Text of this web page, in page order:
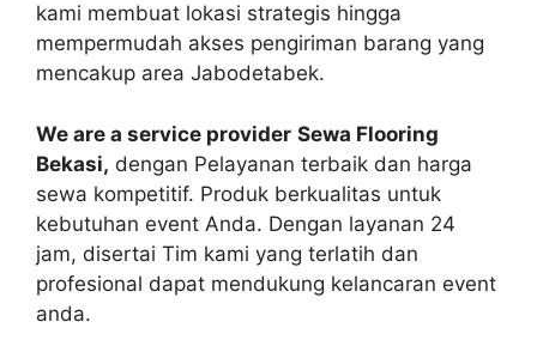
kami membuat lokasi strategis hingga
mempermudah akses pengiriman barang yang
mencakup area Jabodetabek.
We are a service provider Sewa Flooring
Bekasi, dengan Pelayanan terbaik dan harga
sewa kompetitif. Produk berkualitas untuk
kebutuhan event Anda. Dengan layanan 24
jam, disertai Tim kami yang terlatih dan
profesional dapat mendukung kelancaran event
anda.